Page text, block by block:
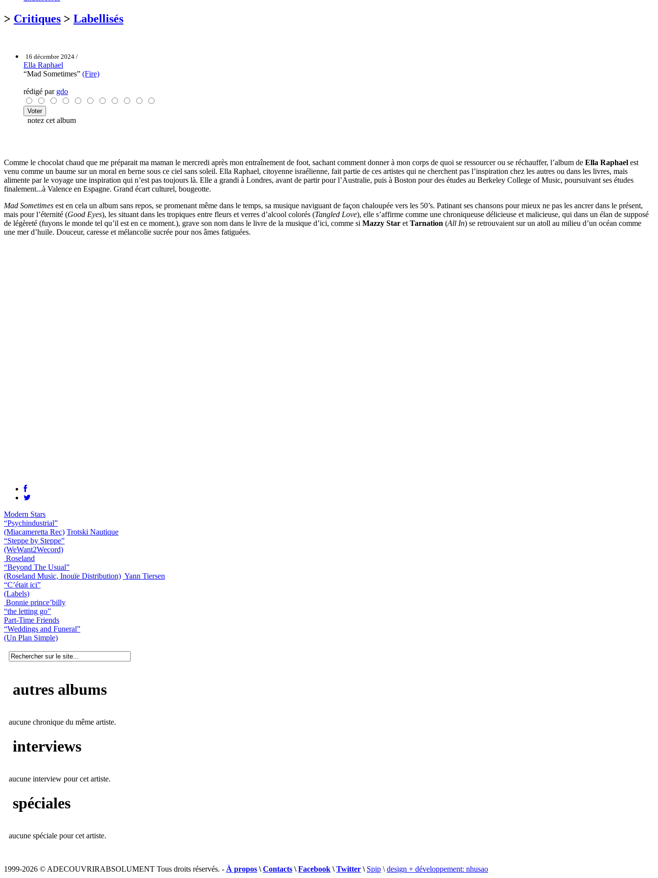
> Critiques > Labellisés
16 décembre 2024 /
Ella Raphael
“Mad Sometimes” (Fire)
rédigé par gdo
notez cet album
Comme le chocolat chaud que me préparait ma maman le mercredi après mon entraînement de foot, sachant comment donner à mon corps de quoi se ressourcer ou se réchauffer, l’album de Ella Raphael est
venu comme un baume sur un moral en berne sous ce ciel sans soleil. Ella Raphael, citoyenne israélienne, fait partie de ces artistes qui ne cherchent pas l’inspiration chez les autres ou dans les livres, mais
alimente par le voyage une inspiration qui n’est pas toujours là. Elle a grandi à Londres, avant de partir pour l’Australie, puis à Boston pour des études au Berkeley College of Music, poursuivant ses études
finalement...à Valence en Espagne. Grand écart culturel, bougeotte.
Mad Sometimes est en cela un album sans repos, se promenant même dans le temps, sa musique naviguant de façon chaloupée vers les 50’s. Patinant ses chansons pour mieux ne pas les ancrer dans le présent,
mais pour l’éternité (Good Eyes), les situant dans les tropiques entre fleurs et verres d’alcool colorés (Tangled Love), elle s’affirme comme une chroniqueuse délicieuse et malicieuse, qui dans un élan de supposé
de légèreté (fuyons le monde tel qu’il est en ce moment.), grave son nom dans le livre de la musique d’ici, comme si Mazzy Star et Tarnation (All In) se retrouvaient sur un atoll au milieu d’un océan comme
une mer d’huile. Douceur, caresse et mélancolie sucrée pour nos âmes fatiguées.
Modern Stars
“Psychindustrial”
(Miacameretta Rec) Trotski Nautique
“Steppe by Steppe”
(WeWant2Wecord)
Roseland
“Beyond The Usual”
(Roseland Music, Inouïe Distribution) Yann Tiersen
“C’était ici”
(Labels)
Bonnie prince’billy
“the letting go”
Part-Time Friends
“Weddings and Funeral”
(Un Plan Simple)
autres albums
aucune chronique du même artiste.
interviews
aucune interview pour cet artiste.
spéciales
aucune spéciale pour cet artiste.
1999-2026 © ADECOUVRIRABSOLUMENT Tous droits réservés. - À propos \Contacts \Facebook \Twitter \ Spip \ design + développement: nhusao